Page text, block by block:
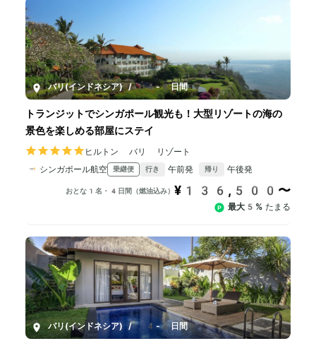
バリ(インドネシア) / 4-8日間
トランジットでシンガポール観光も！大型リゾートの海の
景色を楽しめる部屋にステイ
ヒルトン バリ リゾート
シンガポール航空
乗継便 行き 午前発 帰り 午後発
おとな1名・4日間（燃油込み） ¥136,500〜
最大5% たまる
バリ(インドネシア) / 4-8日間